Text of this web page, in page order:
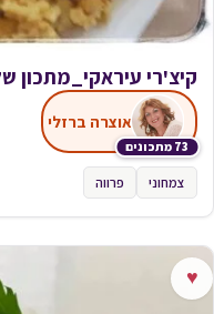
קיצ'רי עיראקי_מתכון
73 מתכונים
אוצרה ברזלי
צמחוני פרווה
♥